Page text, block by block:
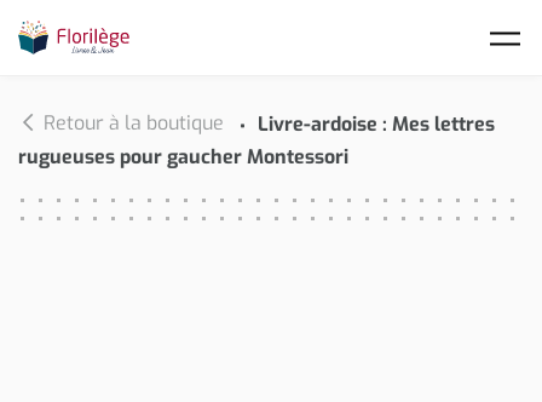
Retour à la boutique
Livre-ardoise : Mes lettres
rugueuses pour gaucher Montessori